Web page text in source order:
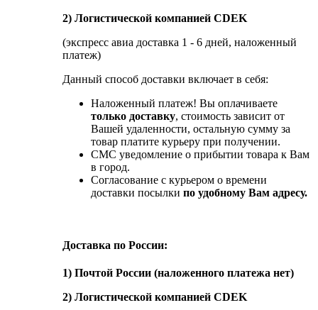
2) Логистической компанией CDEK
(экспресс авиа доставка 1 - 6 дней, наложенный
платеж)
Данный способ доставки включает в себя:
Наложенный платеж! Вы оплачиваете
только доставку, стоимость зависит от
Вашей удаленности, остальную сумму за
товар платите курьеру при получении.
СМС уведомление о прибытии товара к Вам
в город.
Согласование с курьером о времени
доставки посылки по удобному Вам адресу.
Доставка по России:
1) Почтой России (наложенного платежа нет)
2) Логистической компанией CDEK